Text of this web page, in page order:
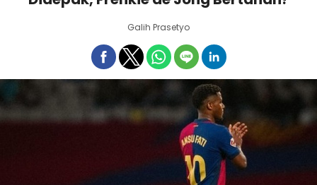
Galih Prasetyo